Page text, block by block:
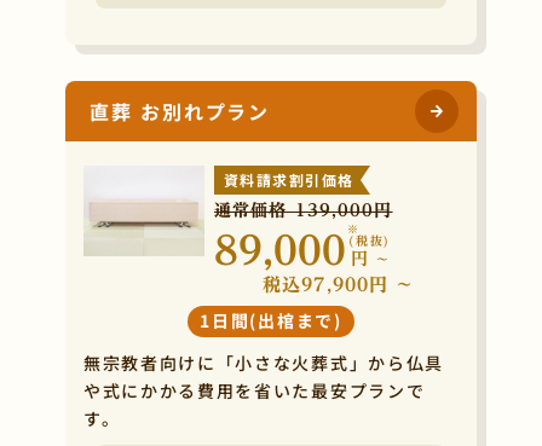
直葬 お別れプラン
資料請求割引価格
通常価格 139,000円
89,000
※
円
(税抜)
~
税込97,900円 ~
1日間(出棺まで)
無宗教者向けに「小さな火葬式」から仏具
や式にかかる費用を省いた最安プランで
す。